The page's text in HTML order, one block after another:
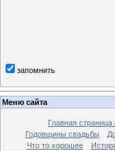
запомнить
Меню сайта
Главная
Годовщины свадьбы
Что то хорошее